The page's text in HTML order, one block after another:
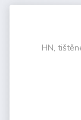
HN,